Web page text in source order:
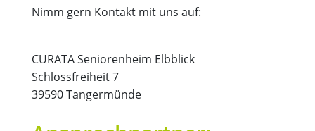
Nimm gern Kontakt mit uns auf:
CURATA Seniorenheim Elbblick
Schlossfreiheit 7
39590 Tangermünde